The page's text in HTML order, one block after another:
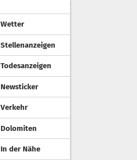
Wetter
Stellenanzeigen
Todesanzeigen
Newsticker
Verkehr
Dolomiten
In der Nähe